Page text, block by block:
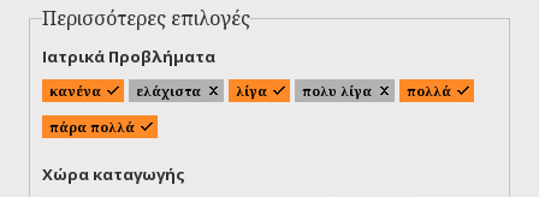
Περισσότερες επιλογές
Ιατρικά Προβλήματα
κανένα ελάχιστα λίγα πολυ λίγα
πολλά
πάρα πολλά
Χώρα καταγωγής